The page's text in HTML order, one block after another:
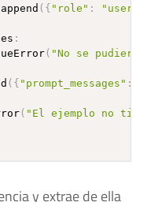
append ( { "role" : "user"
:
( "No se pudieron
( { "prompt_messages" :
( "El ejemplo no
y extrae de ella